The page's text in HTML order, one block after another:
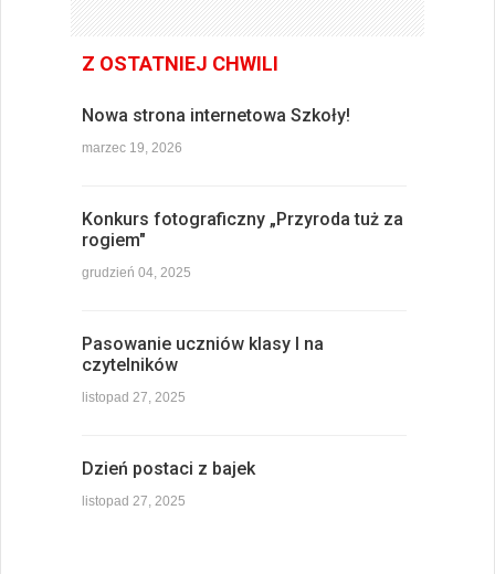
Z OSTATNIEJ CHWILI
Nowa strona internetowa Szkoły!
marzec 19, 2026
Konkurs fotograficzny „Przyroda tuż za
rogiem"
grudzień 04, 2025
Pasowanie uczniów klasy I na
czytelników
listopad 27, 2025
Dzień postaci z bajek
listopad 27, 2025